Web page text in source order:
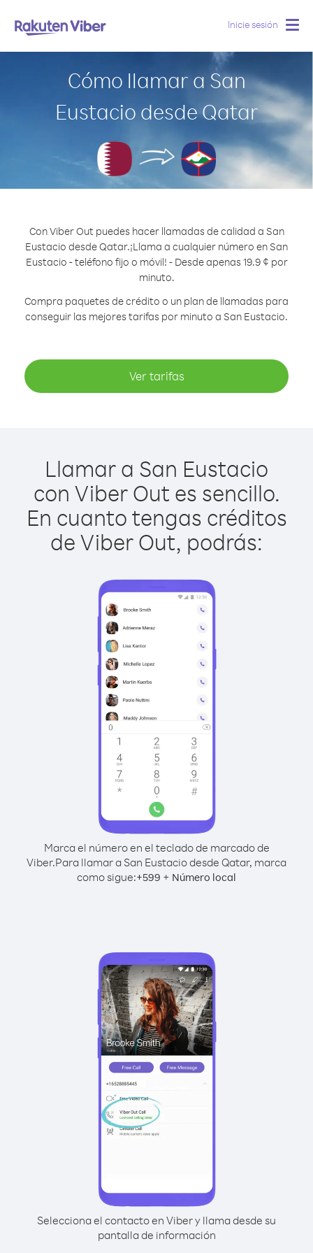
Inicie sesión
Cómo llamar a San
Eustacio desde Qatar
Con Viber Out puedes hacer llamadas de calidad a San
Eustacio desde Qatar.¡Llama a cualquier número en San
Eustacio - teléfono fijo o móvil! - Desde apenas 19.9 ¢ por
minuto.
Compra paquetes de crédito o un plan de llamadas para
conseguir las mejores tarifas por minuto a San Eustacio.
Ver tarifas
Llamar a San Eustacio
con Viber Out es sencillo.
En cuanto tengas créditos
de Viber Out, podrás:
Marca el número en el teclado de marcado de
Viber.Para llamar a San Eustacio desde Qatar, marca
como sigue:+599 + Número local
Selecciona el contacto en Viber y llama desde su
pantalla de información